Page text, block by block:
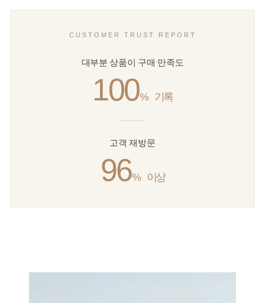
CUSTOMER TRUST REPORT
대부분 상품이 구매 만족도
100% 기록
고객 재방문
96% 이상